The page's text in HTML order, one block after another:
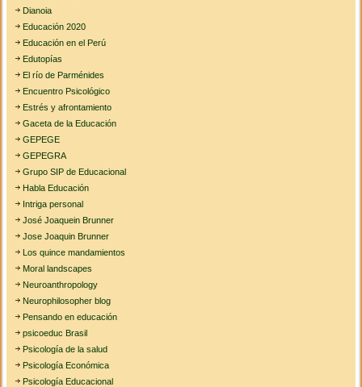
Dianoia
Educación 2020
Educación en el Perú
Edutopías
El río de Parménides
Encuentro Psicológico
Estrés y afrontamiento
Gaceta de la Educación
GEPEGE
GEPEGRA
Grupo SIP de Educacional
Habla Educación
Intriga personal
José Joaquein Brunner
Jose Joaquin Brunner
Los quince mandamientos
Moral landscapes
Neuroanthropology
Neurophilosopher blog
Pensando en educación
psicoeduc Brasil
Psicología de la salud
Psicología Económica
Psicología Educacional